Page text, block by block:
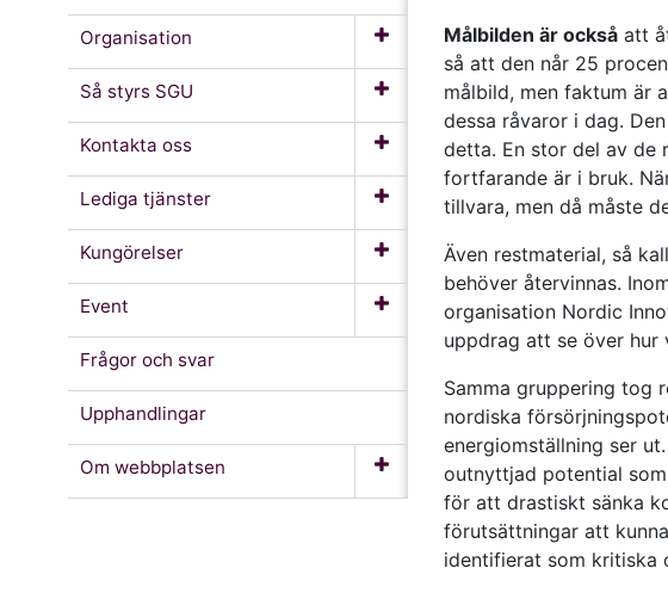
Organisation
Så styrs SGU
Kontakta oss
Lediga tjänster
Kungörelser
Event
Frågor och svar
Upphandlingar
Om webb­platsen
Målbilden är ocksåatt
så att den når 25
målbild, men faktum är
dessa råvaror i dag.
detta. En stor del av de
fortfarande är i bruk.
tillvara, men då måste
Även restmaterial, så
behöver återvinnas.
organisation Nordic
uppdrag att se över hur
Samma gruppering tog
nordiska
energi­omställning ser
outnyttjad potential
för att drastiskt sänka
förutsättningar att
identifierat som kritiska